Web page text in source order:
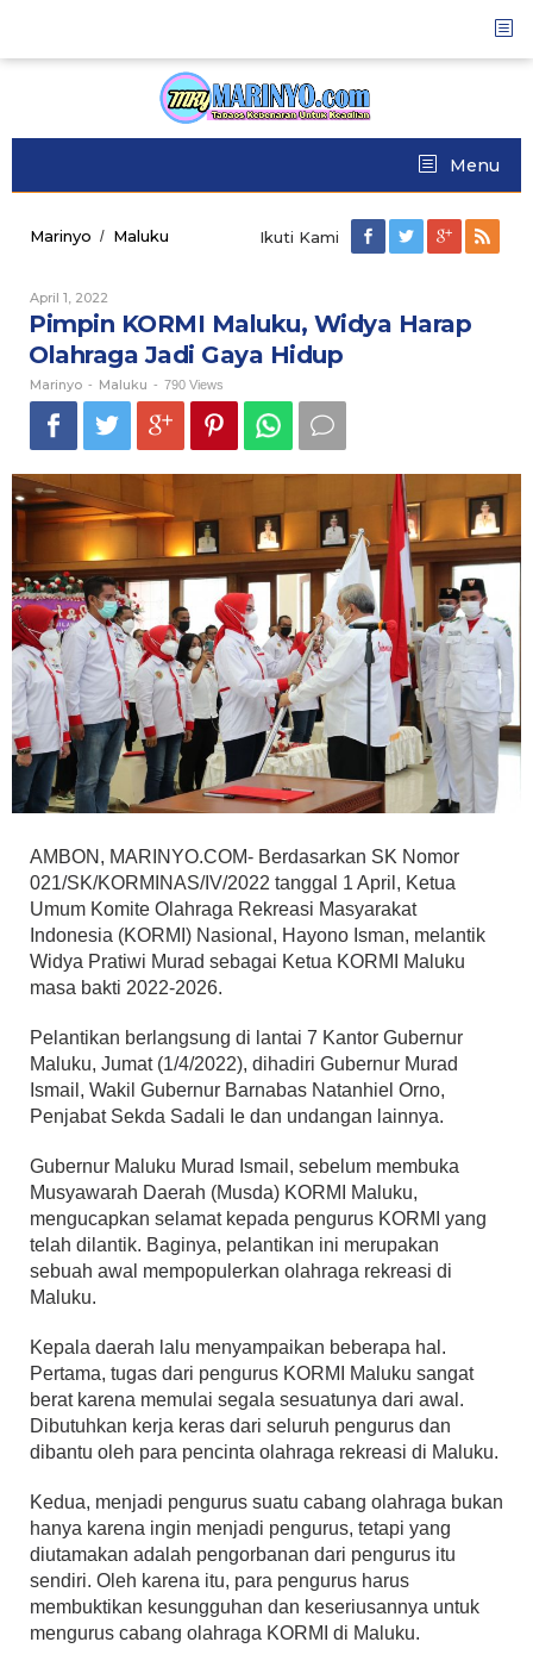
content
Menu
Marinyo / Maluku
Harap
Olahraga
Jadi
Gaya
Hidup
Ikuti Kami
April 1, 2022
Marinyo
Pimpin KORMI Maluku, Widya Harap
Olahraga Jadi Gaya Hidup
Marinyo - Maluku - 790 Views
AMBON, MARINYO.COM- Berdasarkan SK Nomor
021/SK/KORMINAS/IV/2022 tanggal 1 April, Ketua
Umum Komite Olahraga Rekreasi Masyarakat
Indonesia (KORMI) Nasional, Hayono Isman, melantik
Widya Pratiwi Murad sebagai Ketua KORMI Maluku
masa bakti 2022-2026.
Pelantikan berlangsung di lantai 7 Kantor Gubernur
Maluku, Jumat (1/4/2022), dihadiri Gubernur Murad
Ismail, Wakil Gubernur Barnabas Natanhiel Orno,
Penjabat Sekda Sadali Ie dan undangan lainnya.
Gubernur Maluku Murad Ismail, sebelum membuka
Musyawarah Daerah (Musda) KORMI Maluku,
mengucapkan selamat kepada pengurus KORMI yang
telah dilantik. Baginya, pelantikan ini merupakan
sebuah awal mempopulerkan olahraga rekreasi di
Maluku.
Kepala daerah lalu menyampaikan beberapa hal.
Pertama, tugas dari pengurus KORMI Maluku sangat
berat karena memulai segala sesuatunya dari awal.
Dibutuhkan kerja keras dari seluruh pengurus dan
dibantu oleh para pencinta olahraga rekreasi di Maluku.
Kedua, menjadi pengurus suatu cabang olahraga bukan
hanya karena ingin menjadi pengurus, tetapi yang
diutamakan adalah pengorbanan dari pengurus itu
sendiri. Oleh karena itu, para pengurus harus
membuktikan kesungguhan dan keseriusannya untuk
mengurus cabang olahraga KORMI di Maluku.